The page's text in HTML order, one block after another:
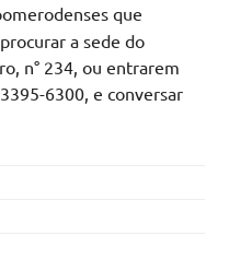
que
a sede do
n° 234, ou entrarem
6300, e conversar